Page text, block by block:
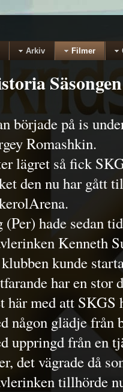
Arkiv Filmer
började på is
Romashkin.
lägret så fick
den nu har gått
(Per) hade sedan
Kenneth
kunde
har en stor
här med att SKGS
någon glädje
uppringd från en
det vägrade då
tillhörde